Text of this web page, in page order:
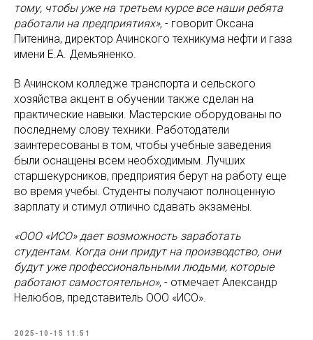
тому, чтобы уже на третьем курсе все наши ребята
работали на предприятиях», - говорит Оксана
Питенина, директор Ачинского техникума нефти и газа
имени Е.А. Демьяненко.
В Ачинском колледже транспорта и сельского
хозяйства акцент в обучении также сделан на
практические навыки. Мастерские оборудованы по
последнему слову техники. Работодатели
заинтересованы в том, чтобы учебные заведения
были оснащены всем необходимым. Лучших
старшекурсников, предприятия берут на работу еще
во время учебы. Студенты получают полноценную
зарплату и стимул отлично сдавать экзамены.
«ООО «ИСО» дает возможность заработать
студентам. Когда они придут на производство, они
будут уже профессиональными людьми, которые
работают самостоятельно», - отмечает Александр
Нелюбов, представитель ООО «ИСО».
2025-10-15 11:51